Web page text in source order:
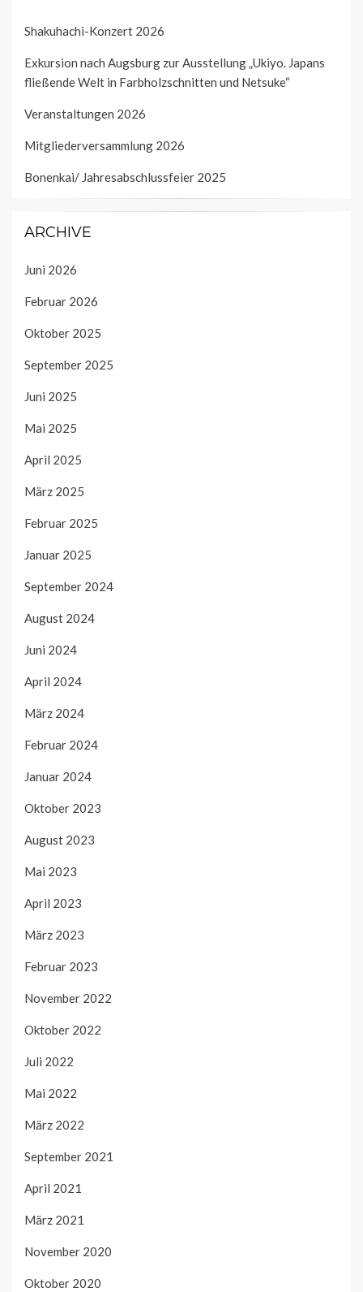
Shakuhachi-Konzert 2026
Exkursion nach Augsburg zur Ausstellung „Ukiyo. Japans
fließende Welt in Farbholzschnitten und Netsuke“
Veranstaltungen 2026
Mitgliederversammlung 2026
Bonenkai/ Jahresabschlussfeier 2025
ARCHIVE
Juni 2026
Februar 2026
Oktober 2025
September 2025
Juni 2025
Mai 2025
April 2025
März 2025
Februar 2025
Januar 2025
September 2024
August 2024
Juni 2024
April 2024
März 2024
Februar 2024
Januar 2024
Oktober 2023
August 2023
Mai 2023
April 2023
März 2023
Februar 2023
November 2022
Oktober 2022
Juli 2022
Mai 2022
März 2022
September 2021
April 2021
März 2021
November 2020
Oktober 2020